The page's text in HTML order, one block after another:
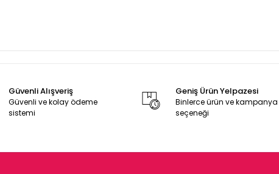
Güvenli Alışveriş
Güvenli ve kolay ödeme
sistemi
Geniş Ürün Yelpazesi
Binlerce ürün ve kampanya
seçeneği